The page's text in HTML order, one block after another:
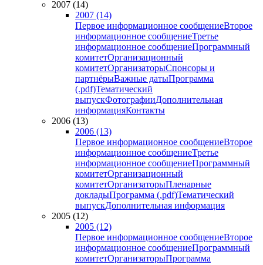
2007 (14)
2007 (14)
Первое информационное сообщениеВторое
информационное сообщениеТретье
информационное сообщениеПрограммный
комитетОрганизационный
комитетОрганизаторыСпонсоры и
партнёрыВажные датыПрограмма
(.pdf)Тематический
выпускФотографииДополнительная
информацияКонтакты
2006 (13)
2006 (13)
Первое информационное сообщениеВторое
информационное сообщениеТретье
информационное сообщениеПрограммный
комитетОрганизационный
комитетОрганизаторыПленарные
докладыПрограмма (.pdf)Тематический
выпускДополнительная информация
2005 (12)
2005 (12)
Первое информационное сообщениеВторое
информационное сообщениеПрограммный
комитетОрганизаторыПрограмма